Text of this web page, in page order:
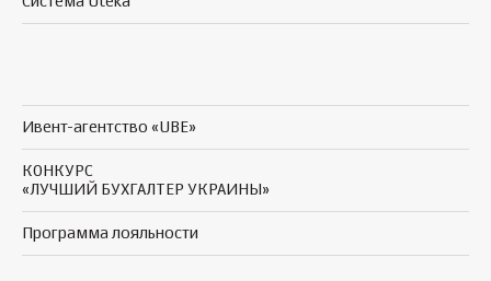
Ивент-агентство «UBE»
КОНКУРС
«ЛУЧШИЙ БУХГАЛТЕР УКРАИНЫ»
Программа лояльности